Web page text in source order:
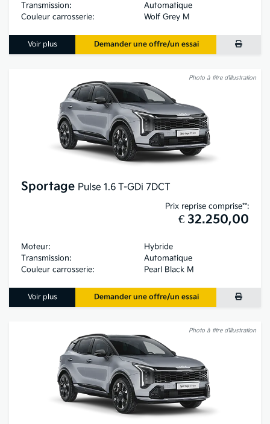
Transmission:
Automatique
Couleur carrosserie:
Wolf Grey M
Voir plus Demander une offre/un essai
Photo à titre d’illustration
Sportage Pulse 1.6 T-GDi 7DCT
Prix reprise comprise**:
€ 32.250,00
Moteur:
Hybride
Transmission:
Automatique
Couleur carrosserie:
Pearl Black M
Voir plus Demander une offre/un essai
Photo à titre d’illustration